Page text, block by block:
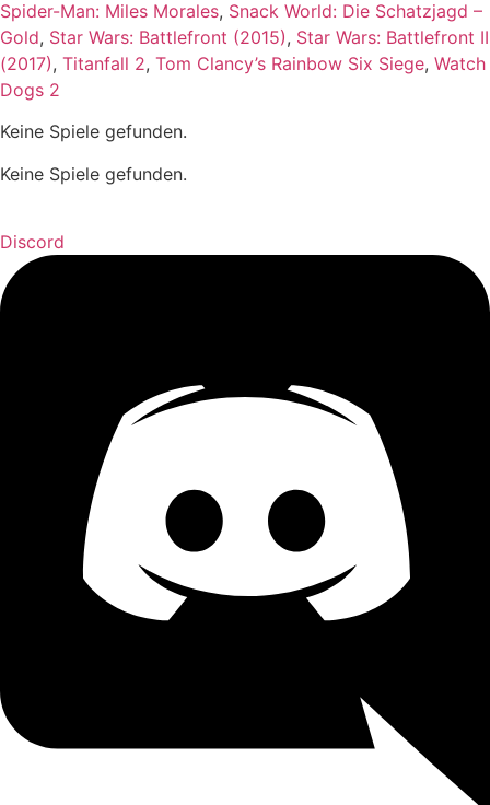
Spider-Man: Miles Morales, Snack World: Die Schatzjagd –
Gold, Star Wars: Battlefront (2015), Star Wars: Battlefront II
(2017), Titanfall 2, Tom Clancy’s Rainbow Six Siege, Watch
Dogs 2
Keine Spiele gefunden.
Keine Spiele gefunden.
Discord